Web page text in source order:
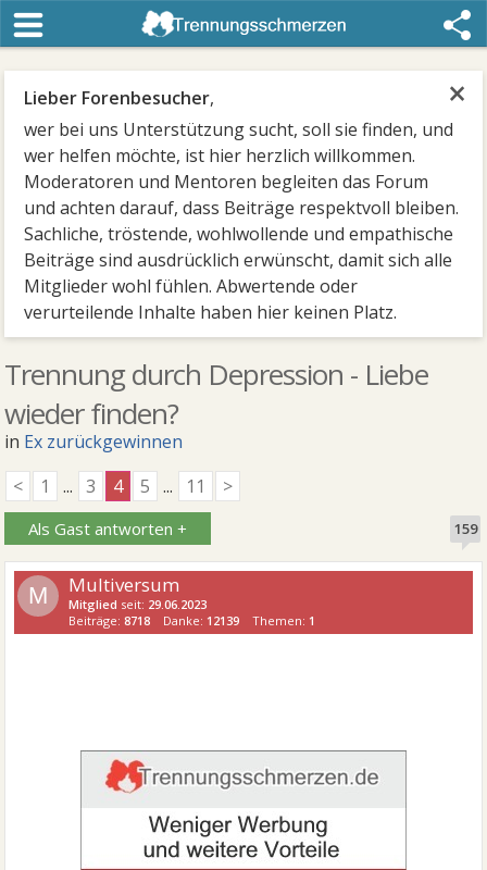
×
Lieber Forenbesucher,
wer bei uns Unterstützung sucht, soll sie finden, und
wer helfen möchte, ist hier herzlich willkommen.
Moderatoren und Mentoren begleiten das Forum
und achten darauf, dass Beiträge respektvoll bleiben.
Sachliche, tröstende, wohlwollende und empathische
Beiträge sind ausdrücklich erwünscht, damit sich alle
Mitglieder wohl fühlen. Abwertende oder
verurteilende Inhalte haben hier keinen Platz.
Trennung durch Depression - Liebe
wieder finden?
in Ex zurückgewinnen
<
1 ... 3 4 5 ... 11 >
Als Gast antworten + 159
M Multiversum
Mitglied seit: 29.06.2023
Beiträge:8718 Danke: 12139 Themen: 1